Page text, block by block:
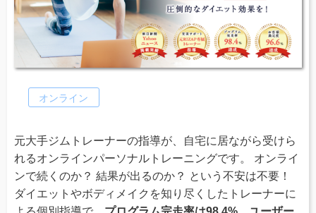
オンライン
元大手ジムトレーナーの指導が、自宅に居ながら受けら
れるオンラインパーソナルトレーニングです。 オンライ
ンで続くのか？ 結果が出るのか？ という不安は不要！
ダイエットやボディメイクを知り尽くしたトレーナーに